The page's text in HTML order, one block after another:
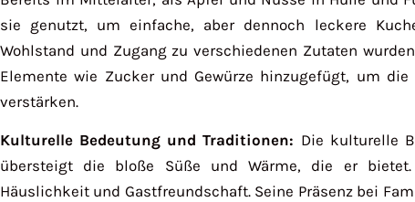
sie genutzt, um einfache, aber dennoch leckere
Wohlstand und Zugang zu verschiedenen Zutaten
Elemente wie Zucker und Gewürze hinzugefügt, um
verstärken.
Kulturelle Bedeutung und Traditionen: Die kulturelle
übersteigt die bloße Süße und Wärme, die er
Häuslichkeit und Gastfreundschaft. Seine Präsenz bei